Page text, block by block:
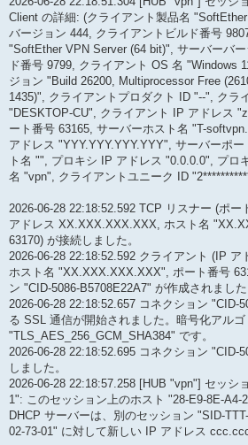
Client の詳細: (クライアント製品名
バージョン 444, クライアントビルド番号
"SoftEther VPN Server (64 bit)", サーバーバ
ド番号 9799, クライアント OS 名 "Windows
ジョン "Build 26200, Multiprocessor Free
1435)", クライアントプロダクト ID "--", クラ
"DESKTOP-CU", クライアント IP アドレス
ート番号 63165, サーバーホスト名 "T-
アドレス "YYY.YYY.YYY.YYY", サーバーポ
ト名 "", プロキシ IP アドレス "0.0.0.0", プロ
名 "vpn", クライアントユニーク ID
2026-06-28 22:18:52.592 TCP リスナー (ポー
アドレス XX.XXX.XXX.XXX, ホスト名
63170) が接続しました。
2026-06-28 22:18:52.592 クライアント (IP
ホスト名 "XX.XXX.XXX.XXX", ポート番号
ン "CID-5086-B5708E22A7" が作成されました
2026-06-28 22:18:52.657 コネクション "CID-
る SSL 通信が開始されました。暗号化アルゴ
"TLS_AES_256_GCM_SHA384" です。
2026-06-28 22:18:52.695 コネクション "CID-
しました。
2026-06-28 22:18:57.258 [HUB "vpn"] セッシ
1": このセッション上のホスト "28-E9-8E-
DHCP サーバーは、別のセッション "SID-
02-73-01" に対して新しい IP アドレス